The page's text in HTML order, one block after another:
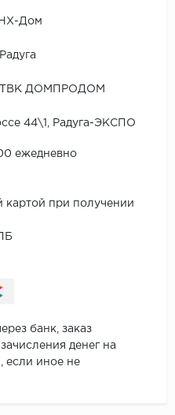
Дом
ТВК ДОМПРОДОМ
44\1, Радуга-ЭКСПО
ежедневно
картой при получении
банк, заказ
денег на
если иное не